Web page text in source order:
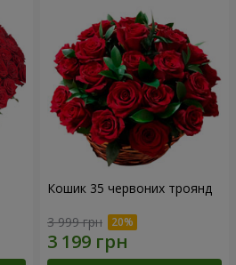
Кошик 35 червоних троянд
3 999 грн